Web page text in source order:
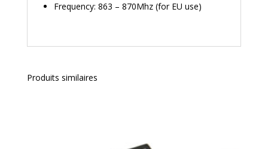
Frequency: 863 – 870Mhz (for EU use)
Produits similaires